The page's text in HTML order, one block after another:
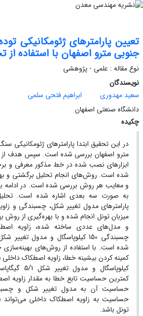
تعیین پارامترهای ژئومکانیکی
جنوبی مترو اصفهان با استفاده از
نوع مقاله : علمی - پژوهشی
نویسندگان
سعید مهدوری
ابراهیم فتحی سلمی
دانشگاه صنعتی اصفهان
چکیده
در این تحقیق ابتدا پارامترهای ژئومکانیکی
مترو اصفهان بررسی شده است. سپس هدف از
ابزارهای نصب شده در خط مذکور معرفی و برخی
شده است. روش‌های انجام تحلیل برگشتی و
و معایب هر روش بررسی شده است. در ادامه
به صورت سه بعدی اشاره شده است.
پارامترهای مدول تغییر شکل، چسبندگی و
میزبان تونل انجام شده و با بهره‌گیری از روش
شده است. با استفاده از روش‌های بهینه‌سازی
کیلوپاسگال و
کمترین حساسیت تابع خطا به مقدار زاویه
حساسیت آن به مدول تغییر شکل و
حساسیت به زاویه اصطکاک داخلی می‌تواند
تونل باشد.